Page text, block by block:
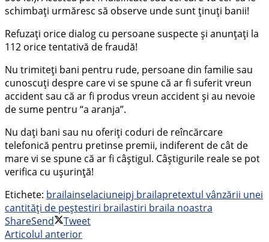
schimbaţi urmăresc să observe unde sunt ţinuţi banii!
Refuzaţi orice dialog cu persoane suspecte şi anunţaţi la
112 orice tentativă de fraudă!
Nu trimiteţi bani pentru rude, persoane din familie sau
cunoscuţi despre care vi se spune că ar fi suferit vreun
accident sau că ar fi produs vreun accident şi au nevoie
de sume pentru “a aranja”.
Nu daţi bani sau nu oferiţi coduri de reîncărcare
telefonică pentru pretinse premii, indiferent de cât de
mare vi se spune că ar fi câştigul. Câştigurile reale se pot
verifica cu uşurinţă!
Etichete: brailainselaciuneipj brailapretextul vânzării unei
cantități de peștestiri brailastiri braila noastra
ShareSend
Tweet
Articolul anterior